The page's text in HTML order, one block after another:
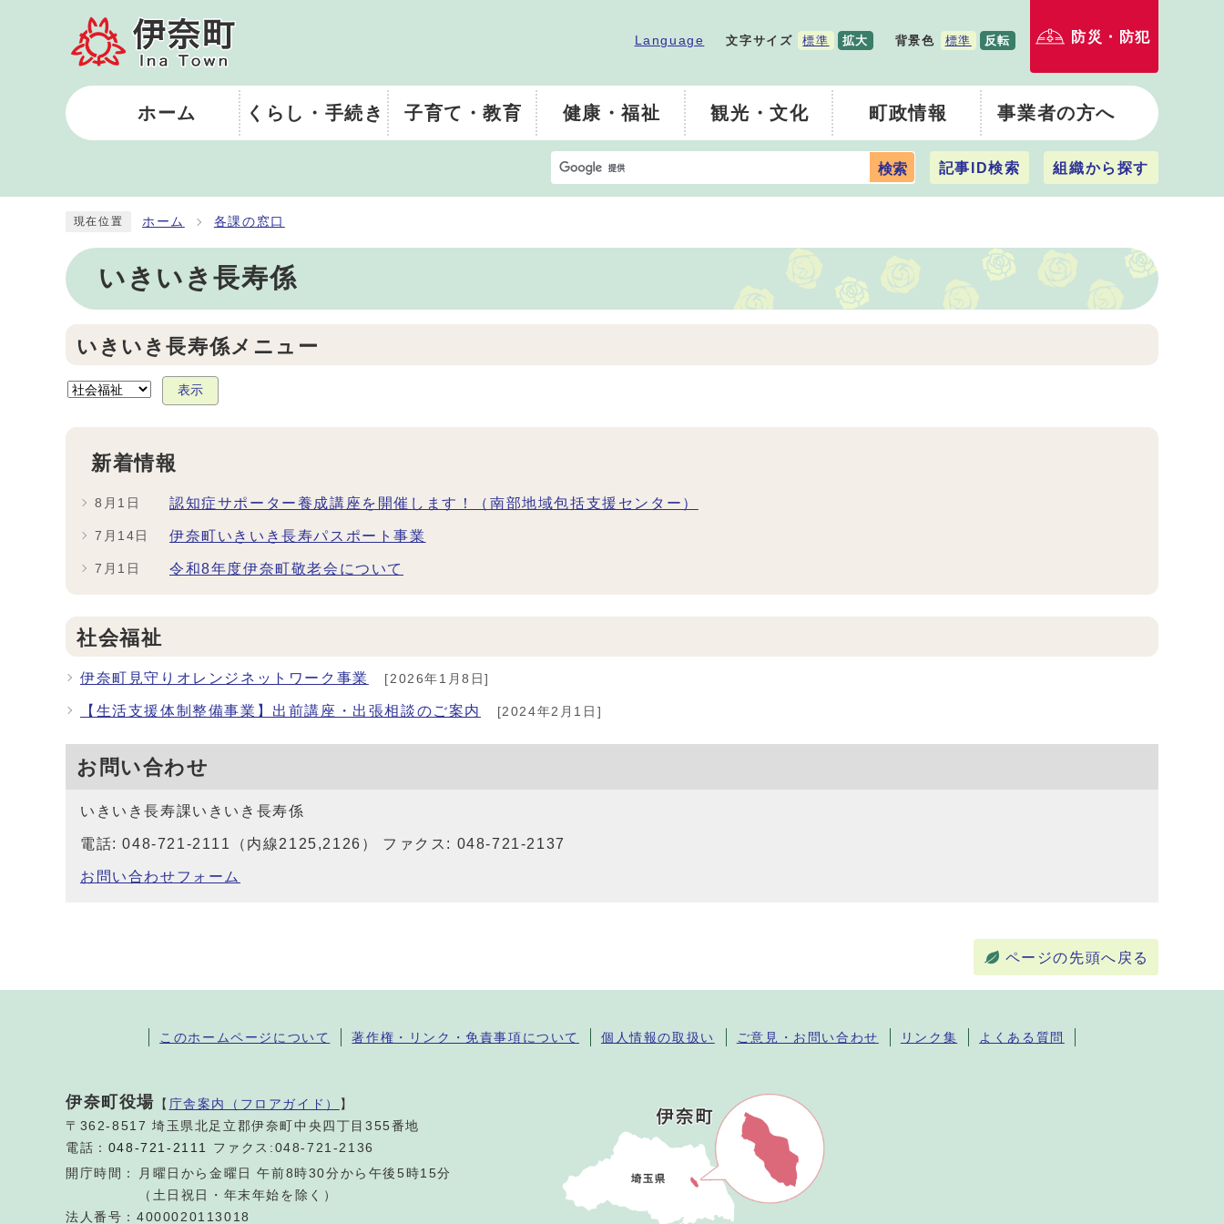
Language 文字サイズ 標準 拡大 背景色 標準 反転 防災・防犯
ホーム くらし・手続き 子育て・教育 健康・福祉 観光・文化 町政情報 事業者の方へ
検索 記事ID検索 組織から探す
現在位置 ホーム 各課の窓口
いきいき長寿係
いきいき長寿係メニュー
表示
新着情報
8月1日 認知症サポーター養成講座を開催します！（南部地域包括支援センター）
7月14日 伊奈町いきいき長寿パスポート事業
7月1日 令和8年度伊奈町敬老会について
社会福祉
伊奈町見守りオレンジネットワーク事業 [2026年1月8日]
【生活支援体制整備事業】出前講座・出張相談のご案内 [2024年2月1日]
お問い合わせ
いきいき長寿課いきいき長寿係
電話: 048-721-2111（内線2125,2126） ファクス: 048-721-2137
お問い合わせフォーム
ページの先頭へ戻る
このホームページについて 著作権・リンク・免責事項について 個人情報の取扱い ご意見・お問い合わせ リンク集 よくある質問
伊奈町役場 【 庁舎案内（フロアガイド） 】
〒362-8517 埼玉県北足立郡伊奈町中央四丁目355番地
電話： 048-721-2111
ファクス:048-721-2136
開庁時間：
月曜日から金曜日 午前8時30分から午後5時15分
（土日祝日・年末年始を除く）
法人番号：4000020113018